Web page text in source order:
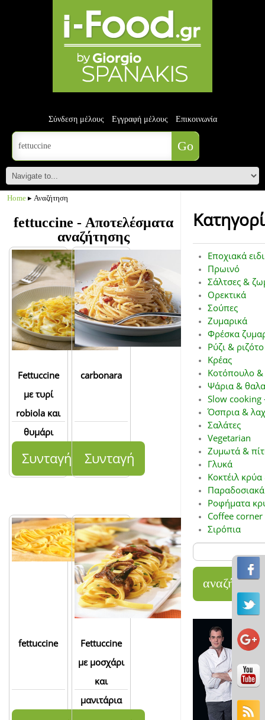
Σύνδεση μέλους Εγγραφή μέλους Επικοινωνία
Home ▸ Αναζήτηση
fettuccine - Αποτελέσματα
αναζήτησης
Fettuccine
με τυρί
robiola και
θυμάρι
Συνταγή
carbonara
Συνταγή
fettuccine
Fettuccine
με μοσχάρι
και
μανιτάρια
Εποχιακά
Πρωινό
Σάλτσες &
Ορεκτικά
Σούπες
Ζυμαρικά
Φρέσκα
Ρύζι & ριζότο
Κρέας
Κοτόπουλο &
Ψάρια &
Slow cooking
Όσπρια &
Σαλάτες
Vegetarian
Ζυμωτά &
Γλυκά
Κοκτέιλ
Παραδοσιακά
Ροφήματα
Coffee corner
Σιρόπια